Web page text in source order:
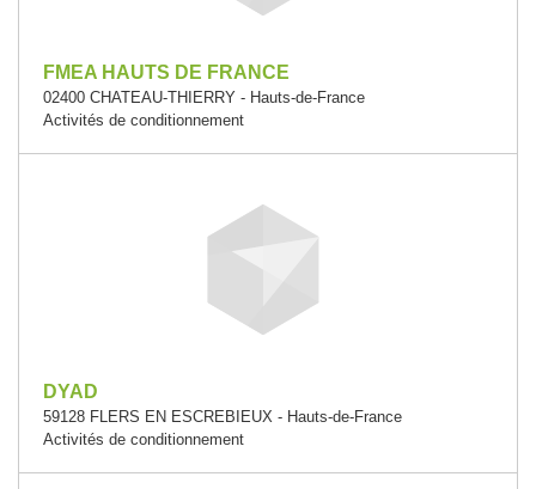
FMEA HAUTS DE FRANCE
02400 CHATEAU-THIERRY - Hauts-de-France
Activités de conditionnement
DYAD
59128 FLERS EN ESCREBIEUX - Hauts-de-France
Activités de conditionnement